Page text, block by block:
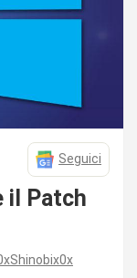
Seguici
il Patch